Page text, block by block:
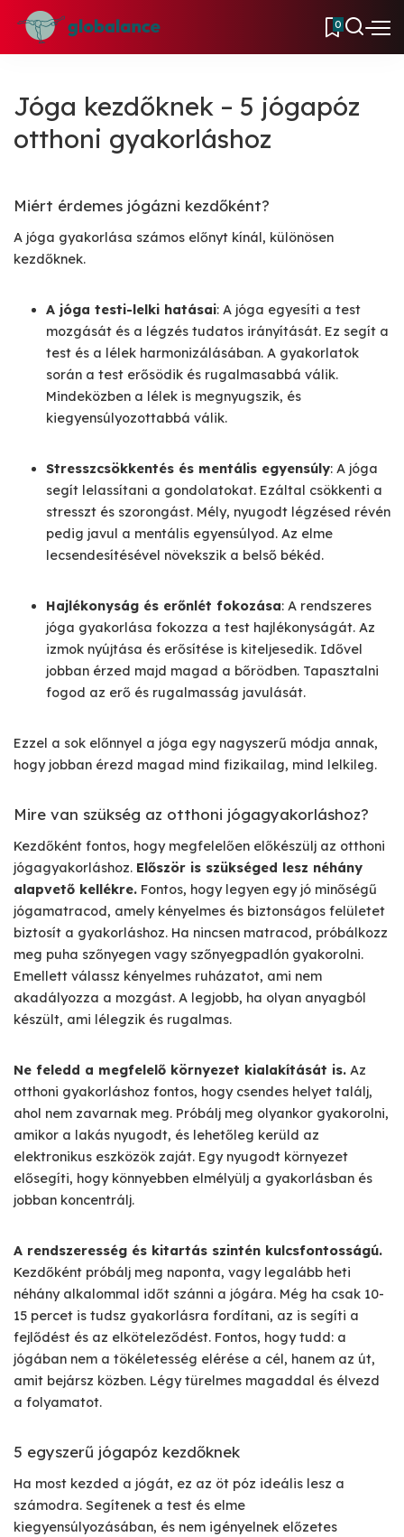
0
Jóga kezdőknek – 5 jógapóz
otthoni gyakorláshoz
Miért érdemes jógázni kezdőként?
A jóga gyakorlása számos előnyt kínál, különösen
kezdőknek.
A jóga testi-lelki hatásai: A jóga egyesíti a test
mozgását és a légzés tudatos irányítását. Ez segít a
test és a lélek harmonizálásában. A gyakorlatok
során a test erősödik és rugalmasabbá válik.
Mindeközben a lélek is megnyugszik, és
kiegyensúlyozottabbá válik.
Stresszcsökkentés és mentális egyensúly: A jóga
segít lelassítani a gondolatokat. Ezáltal csökkenti a
stresszt és szorongást. Mély, nyugodt légzésed révén
pedig javul a mentális egyensúlyod. Az elme
lecsendesítésével növekszik a belső békéd.
Hajlékonyság és erőnlét fokozása: A rendszeres
jóga gyakorlása fokozza a test hajlékonyságát. Az
izmok nyújtása és erősítése is kiteljesedik. Idővel
jobban érzed majd magad a bőrödben. Tapasztalni
fogod az erő és rugalmasság javulását.
Ezzel a sok előnnyel a jóga egy nagyszerű módja annak,
hogy jobban érezd magad mind fizikailag, mind lelkileg.
Mire van szükség az otthoni jógagyakorláshoz?
Kezdőként fontos, hogy megfelelően előkészülj az otthoni
jógagyakorláshoz. Először is szükséged lesz néhány
alapvető kellékre. Fontos, hogy legyen egy jó minőségű
jógamatracod, amely kényelmes és biztonságos felületet
biztosít a gyakorláshoz. Ha nincsen matracod, próbálkozz
meg puha szőnyegen vagy szőnyegpadlón gyakorolni.
Emellett válassz kényelmes ruházatot, ami nem
akadályozza a mozgást. A legjobb, ha olyan anyagból
készült, ami lélegzik és rugalmas.
Ne feledd a megfelelő környezet kialakítását is. Az
otthoni gyakorláshoz fontos, hogy csendes helyet találj,
ahol nem zavarnak meg. Próbálj meg olyankor gyakorolni,
amikor a lakás nyugodt, és lehetőleg kerüld az
elektronikus eszközök zaját. Egy nyugodt környezet
elősegíti, hogy könnyebben elmélyülj a gyakorlásban és
jobban koncentrálj.
A rendszeresség és kitartás szintén kulcsfontosságú.
Kezdőként próbálj meg naponta, vagy legalább heti
néhány alkalommal időt szánni a jógára. Még ha csak 10-
15 percet is tudsz gyakorlásra fordítani, az is segíti a
fejlődést és az elköteleződést. Fontos, hogy tudd: a
jógában nem a tökéletesség elérése a cél, hanem az út,
amit bejársz közben. Légy türelmes magaddal és élvezd
a folyamatot.
5 egyszerű jógapóz kezdőknek
Ha most kezded a jógát, ez az öt póz ideális lesz a
számodra. Segítenek a test és elme
kiegyensúlyozásában, és nem igényelnek előzetes